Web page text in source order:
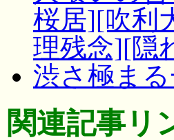
桜居][吹利
理残念][隠
渋さ極ま
関連記事リ